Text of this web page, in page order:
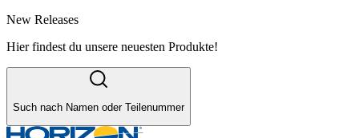
New Releases
Hier findest du unsere neuesten Produkte!
Such nach Namen oder Teilenummer